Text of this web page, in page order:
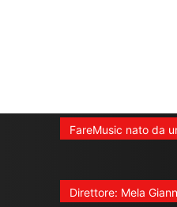
FareMusic nato da
Direttore: Mela